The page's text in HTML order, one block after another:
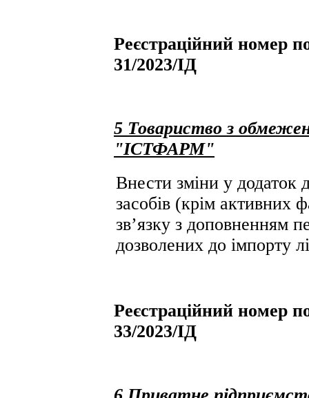
Реєстраційний номер
31/2023/ІД
5 Товариство з
"ІСТФАРМ"
Внести зміни у додаток
засобів (крім активних
зв’язку з доповненням
дозволених до імпорту
Реєстраційний номер
33/2023/ІД